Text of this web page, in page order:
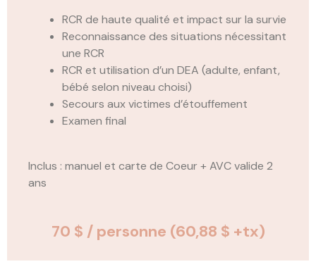
RCR de haute qualité et impact sur la survie
Reconnaissance des situations nécessitant
une RCR
RCR et utilisation d’un DEA (adulte, enfant,
bébé selon niveau choisi)
Secours aux victimes d’étouffement
Examen final
Inclus : manuel et carte de Coeur + AVC valide 2
ans
70 $ / personne (60,88 $ +tx)